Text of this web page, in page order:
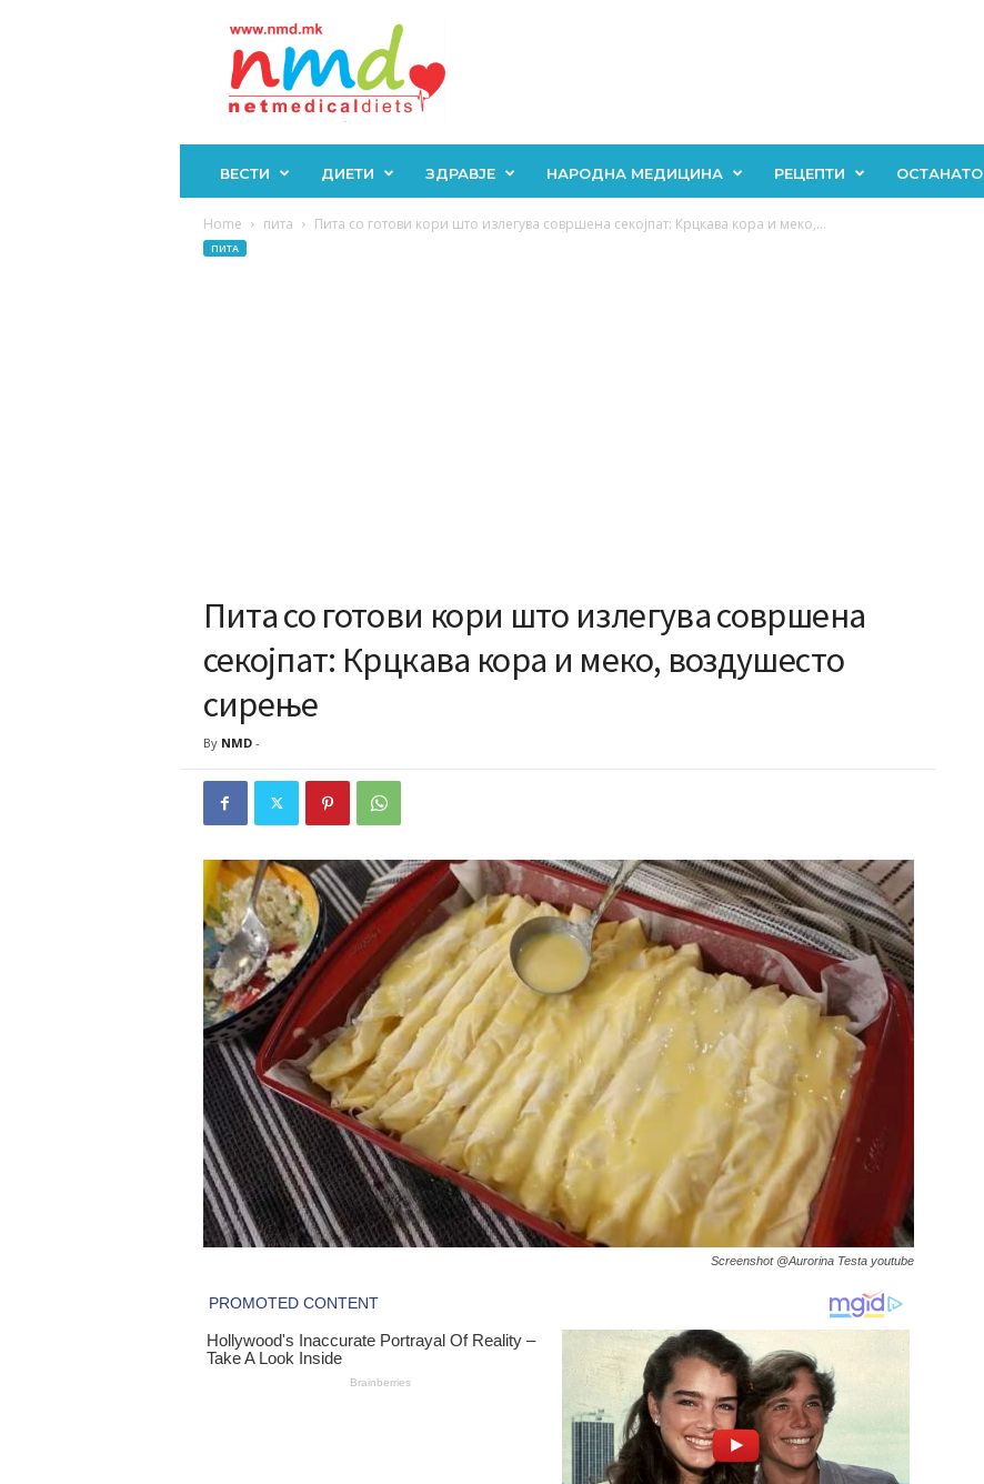
ВЕСТИ ДИЕТИ ЗДРАВЈЕ НАРОДНА МЕДИЦИНА РЕЦЕПТИ ОСТАНАТО
Home пита Пита со готови кори што излегува совршена секојпат: Крцкава кора и меко,...
ПИТА
Пита со готови кори што излегува совршена
секојпат: Крцкава кора и меко, воздушесто
сирење
By NMD-
Screenshot @Aurorina Testa youtube